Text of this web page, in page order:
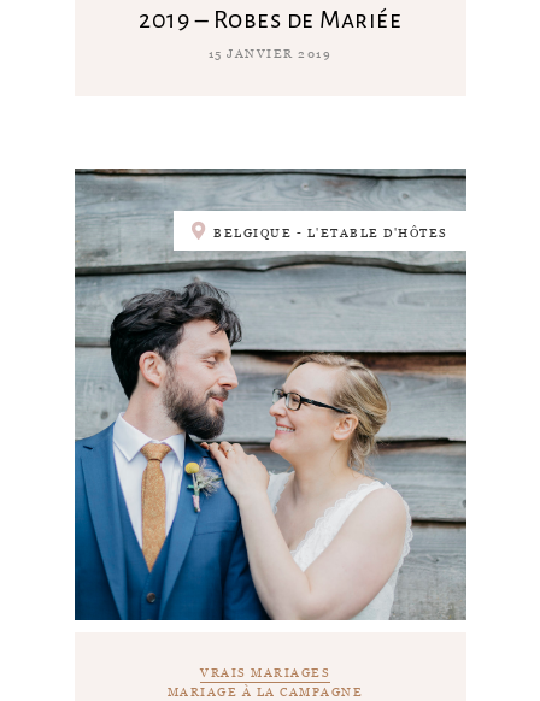
2019 – Robes de Mariée
15 JANVIER 2019
BELGIQUE - L'ETABLE D'HÔTES
VRAIS MARIAGES
MARIAGE À LA CAMPAGNE